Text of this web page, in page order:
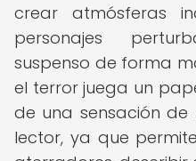
crear atmósferas
personajes
suspenso de forma
el terror juega un
de una sensación
lector, ya que